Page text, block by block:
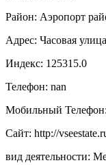
Район: Аэропорт
Адрес: Часовая
Индекс: 125315.0
Телефон: nan
Мобильный
Сайт: http://
вид деятельности: